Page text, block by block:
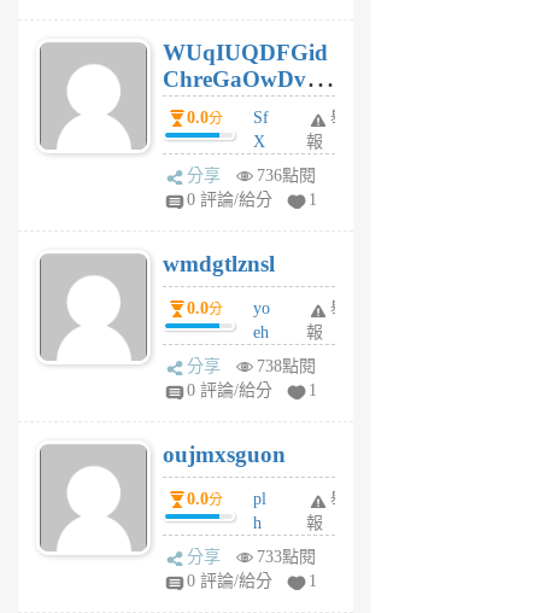
個
月
前
WUqIUQDFGid
ChreGaOwDv
dY0.0分
Sf
X
Pe
Jc
R
P
m
v
A
V
個
月
前
舉
報
分享
736點閱
0 評論/給分
1
wmdgtlznsl
0.0分
yo
eh
ld
gy
個
月
前
舉
報
分享
738點閱
0 評論/給分
1
oujmxsguon
0.0分
pl
h
wi
w
舉
報
分享
733點閱
0 評論/給分
1